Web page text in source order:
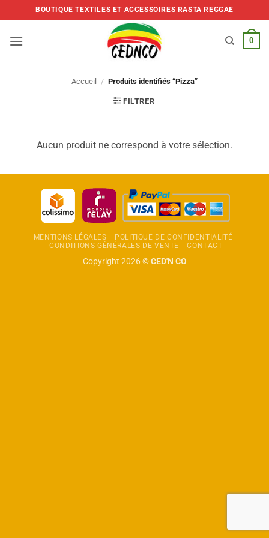
to
BOUTIQUE TEXTILES ET ACCESSOIRES RASTA REGGAE
0
Accueil / Produits identifiés “Pizza”
FILTRER
Aucun produit ne correspond à votre sélection.
MENTIONS LÉGALES
POLITIQUE DE CONFIDENTIALITÉ
CONDITIONS GÉNÉRALES DE VENTE
CONTACT
Copyright 2026 ©CED'N CO